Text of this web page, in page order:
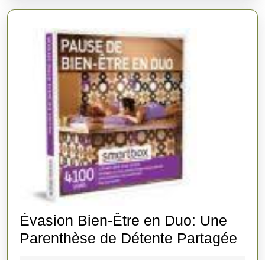
Alpes
Évasion Bien-Être en Duo: Une
Parenthèse de Détente Partagée